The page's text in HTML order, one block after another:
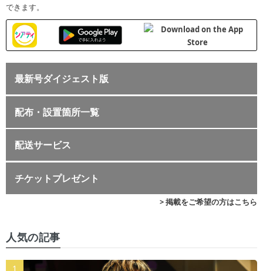
できます。
最新号ダイジェスト版
配布・設置箇所一覧
配送サービス
チケットプレゼント
> 掲載をご希望の方はこちら
人気の記事